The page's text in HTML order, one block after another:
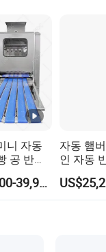
과점이 있습니다.
용 칸막이, 반죽
크로와상 몰딩
라이서, 워터 칠
에 따라 적절한
한 품질 관리, 기
의 신뢰와 지원
및
중국에서 전체 판
을 수출하고 있
을 얻을 수 있습
여 보다 효율적
수 있을 것으로
니 자동
공 반죽
리기 기
US$36,990.00-39,990.00
자동 햄
인 자동
둥글리